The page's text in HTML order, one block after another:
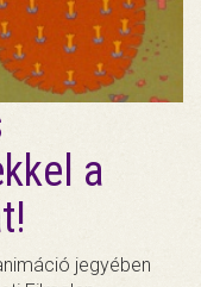
a
jegyében